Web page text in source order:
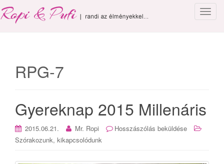
T
i
RPG-7
Gyereknap 2015 Millenáris
2015.06.21. Mr. Ropi
Hosszászólás beküldése
Szórakozunk, kikapcsolódunk